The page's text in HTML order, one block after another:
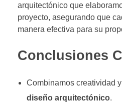
arquitectónico que
proyecto, asegurando que
manera efectiva para su
Conclusiones
Combinamos creatividad
diseño arquitectónico.